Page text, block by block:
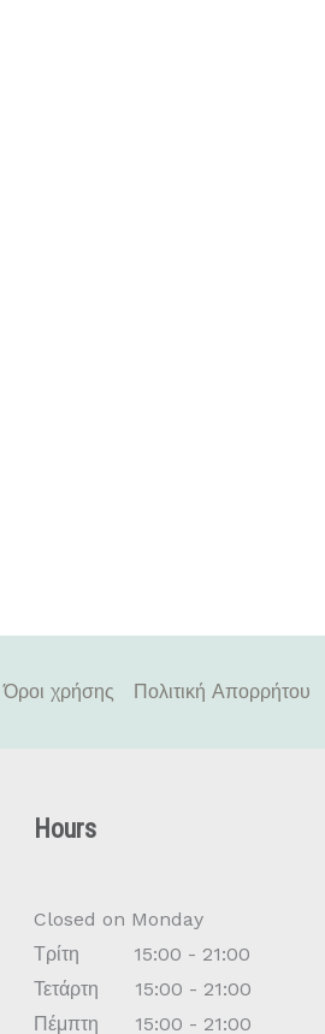
Όροι χρήσης Πολιτική Απορρήτου
Hours
Closed on Monday
Τρίτη 15:00 - 21:00
Τετάρτη 15:00 - 21:00
Πέμπτη 15:00 - 21:00